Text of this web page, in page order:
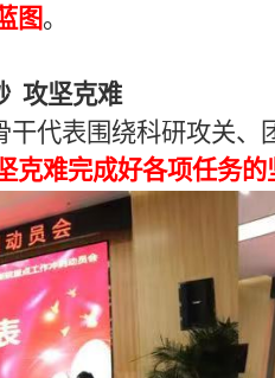
图。
攻坚克难
干代表围绕科研攻关
克难完成好各项任务的